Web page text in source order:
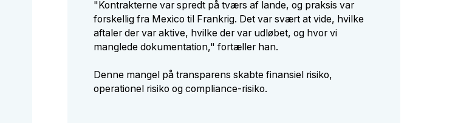
"Kontrakterne var spredt på tværs af lande, og praksis var
forskellig fra Mexico til Frankrig. Det var svært at vide, hvilke
aftaler der var aktive, hvilke der var udløbet, og hvor vi
manglede dokumentation," fortæller han.
Denne mangel på transparens skabte finansiel risiko,
operationel risiko og compliance-risiko.